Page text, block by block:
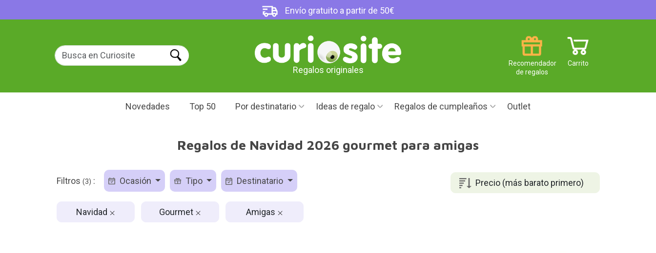
Envío gratuito a partir de 50€
Regalos originales
Carrito
Recomendador
de regalos
Novedades Top 50 Por destinatario Ideas de regalo Regalos de cumpleaños Outlet
Regalos de Navidad 2026 gourmet para amigas
Precio (más barato primero)
Filtros (3) : Ocasión Tipo Destinatario
Navidad Gourmet Amigas